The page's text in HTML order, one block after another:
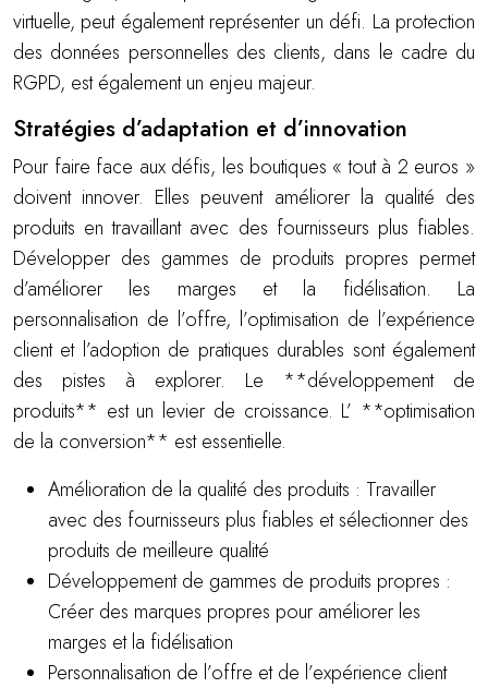
virtuelle, peut également représenter un défi. La protection
des données personnelles des clients, dans le cadre du
RGPD, est également un enjeu majeur.
Stratégies d’adaptation et d’innovation
Pour faire face aux défis, les boutiques « tout à 2 euros »
doivent innover. Elles peuvent améliorer la qualité des
produits en travaillant avec des fournisseurs plus fiables.
Développer des gammes de produits propres permet
d’améliorer les marges et la fidélisation. La
personnalisation de l’offre, l’optimisation de l’expérience
client et l’adoption de pratiques durables sont également
des pistes à explorer. Le **développement de
produits** est un levier de croissance. L’ **optimisation
de la conversion** est essentielle.
Amélioration de la qualité des produits : Travailler
avec des fournisseurs plus fiables et sélectionner des
produits de meilleure qualité
Développement de gammes de produits propres :
Créer des marques propres pour améliorer les
marges et la fidélisation
Personnalisation de l’offre et de l’expérience client